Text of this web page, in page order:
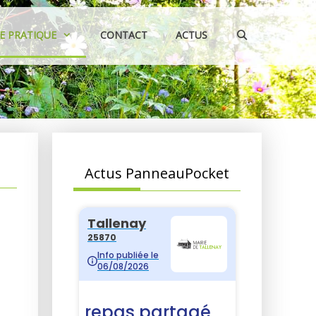
PRATIQUE CONTACT ACTUS
Actus PanneauPocket